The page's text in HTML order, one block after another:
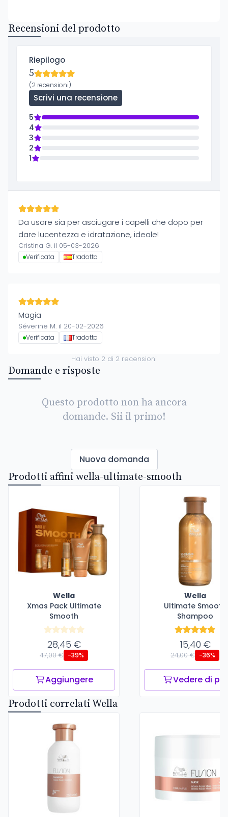
Recensioni del prodotto
Riepilogo
5
(2 recensioni)
Scrivi una recensione
5
4
3
2
1
Da usare sia per asciugare i capelli che dopo per
dare lucentezza e idratazione, ideale!
Cristina G. il 05-03-2026
Verificata Tradotto
Magia
Séverine M. il 20-02-2026
Verificata Tradotto
Hai visto 2 di 2 recensioni
Domande e risposte
Questo prodotto non ha ancora
domande. Sii il primo!
Nuova domanda
Prodotti affini wella-ultimate-smooth
Wella
Xmas Pack Ultimate
Smooth
28,45 €
47,00 € -39%
Aggiungere
Wella
Ultimate Smooth
Shampoo
15,40 €
24,00 € -36%
Vedere di più
Prodotti correlati Wella